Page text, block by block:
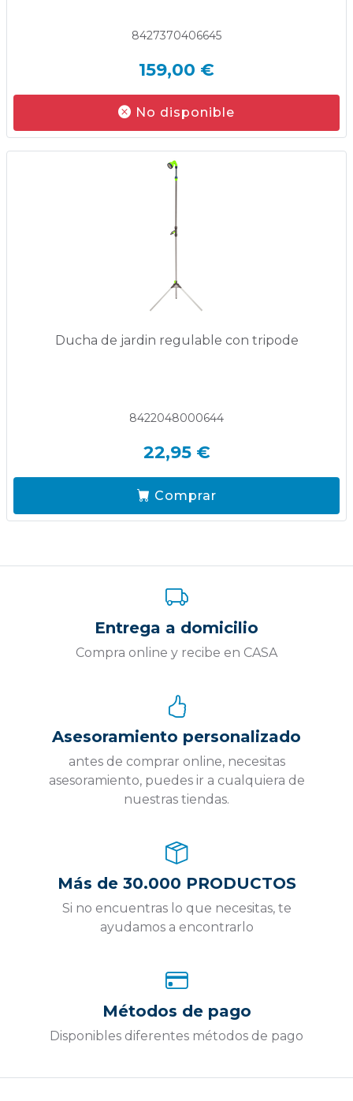
8427370406645
159,00 €
No disponible
Ducha de jardin regulable con tripode
8422048000644
22,95 €
Comprar
Entrega a domicilio
Compra online y recibe en CASA
Asesoramiento personalizado
antes de comprar online, necesitas
asesoramiento, puedes ir a cualquiera de
nuestras tiendas.
Más de 30.000 PRODUCTOS
Si no encuentras lo que necesitas, te
ayudamos a encontrarlo
Métodos de pago
Disponibles diferentes métodos de pago